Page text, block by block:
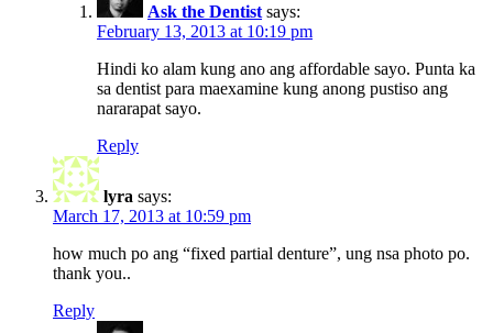
Ask the Dentist says:
February 13, 2013 at 10:19 pm
Hindi ko alam kung ano ang affordable sayo. Punta ka
sa dentist para maexamine kung anong pustiso ang
nararapat sayo.
Reply
lyra says:
March 17, 2013 at 10:59 pm
how much po ang “fixed partial denture”, ung nsa photo po.
thank you..
Reply